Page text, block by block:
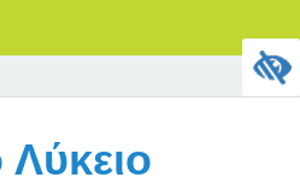
Λύκειο